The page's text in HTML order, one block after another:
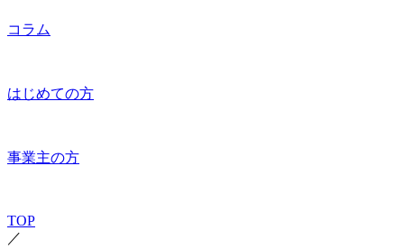
コラム
はじめての方
事業主の方
TOP
／